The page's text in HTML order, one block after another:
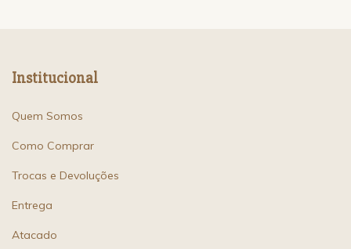
Institucional
Quem Somos
Como Comprar
Trocas e Devoluções
Entrega
Atacado